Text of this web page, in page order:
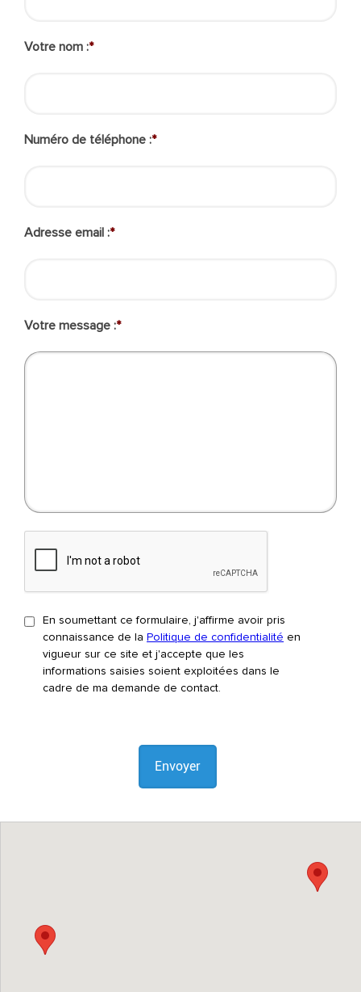
Votre nom :*
Numéro de téléphone :*
Adresse email :*
Votre message :*
En soumettant ce formulaire, j'affirme avoir pris
connaissance de la Politique de confidentialité en
vigueur sur ce site et j'accepte que les
informations saisies soient exploitées dans le
cadre de ma demande de contact.